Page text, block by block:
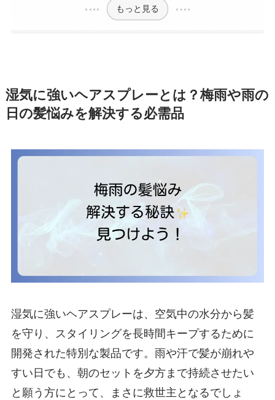
もっと見る
湿気に強いヘアスプレーとは？梅雨や雨の
日の髪悩みを解決する必需品
湿気に強いヘアスプレーは、空気中の水分から髪
を守り、スタイリングを長時間キープするために
開発された特別な製品です。雨や汗で髪が崩れや
すい日でも、朝のセットを夕方まで持続させたい
と願う方にとって、まさに救世主となるでしょ